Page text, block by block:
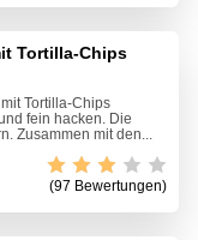
Tortilla-Chips
Tortilla-Chips
fein hacken. Die
Zusammen mit den...
(97 Bewertungen)